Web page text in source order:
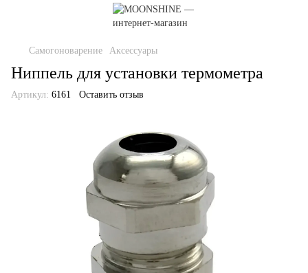
Самогоноварение Аксессуары
Ниппель для установки термометра
Артикул: 6161 Оставить отзыв